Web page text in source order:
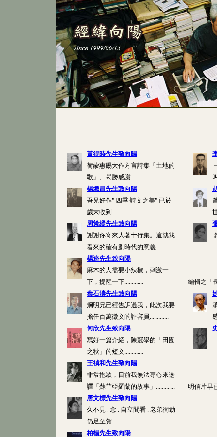
黃得時先生致向陽
荷蒙惠賜大作方言詩集「土地的
歌」、曷勝感謝...........
楊熾昌先生致向陽
吾兄好作" 四季‧詩文之美" 已於
歲末收到..............
周策縱先生致向陽
謝謝你寄來大著十行集。這就我
看來的確有劃時代的意義..........
楊逵先生致向陽
麻木的人需要小辣椒，刺激一
下，提醒一下.............
葉石濤先生致向陽
炯明兄已經告訴過我，此次我要
擔任百萬徵文的評審員.............
何欣先生致向陽
寫好一篇介紹，陳冠學的「田園
之秋」的短文.............
王禎和先生致向陽
非常抱歉，目前我無法專心來迻
譯「蘇菲亞羅蘭的故事」.............
唐文標先生致向陽
久不見 . 念 . 自立間看 . 老弟衝勁
仍足至賀 ............
柏楊先生致向陽
編輯之「
明信片早